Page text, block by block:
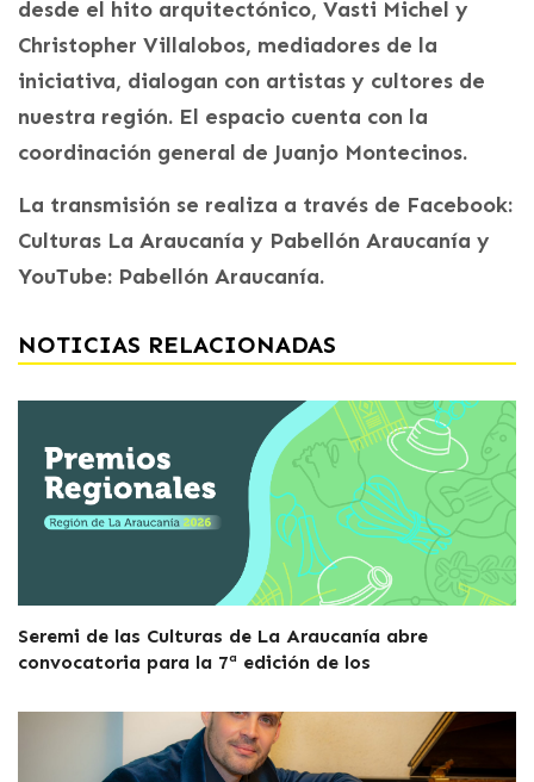
desde el hito arquitectónico, Vasti Michel y
Christopher Villalobos, mediadores de la
iniciativa, dialogan con artistas y cultores de
nuestra región. El espacio cuenta con la
coordinación general de Juanjo Montecinos.
La transmisión se realiza a través de Facebook:
Culturas La Araucanía y Pabellón Araucanía y
YouTube: Pabellón Araucanía.
NOTICIAS RELACIONADAS
Seremi de las Culturas de La Araucanía abre
convocatoria para la 7ª edición de los